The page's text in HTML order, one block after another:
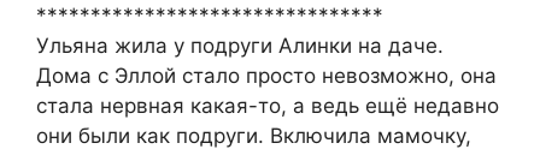
********************************
Ульяна жила у подруги Алинки на даче.
Дома с Эллой стало просто невозможно, она
стала нервная какая-то, а ведь ещё недавно
они были как подруги. Включила мамочку,